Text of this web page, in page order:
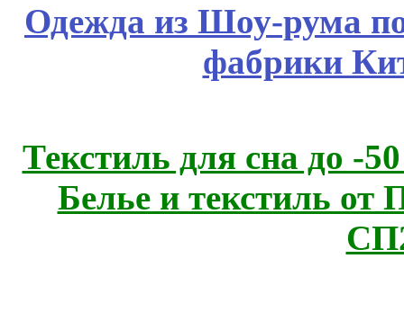
Одежда из Шоу-рума
фабрики
Текстиль для сна до
Белье и текстиль от